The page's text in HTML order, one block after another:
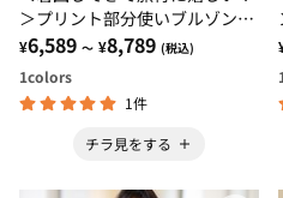
＞プリント部分使いブルゾンア
ンサンブル
¥6,589 ～ ¥8,789 (税込)
1colors
1件
チラ見をする